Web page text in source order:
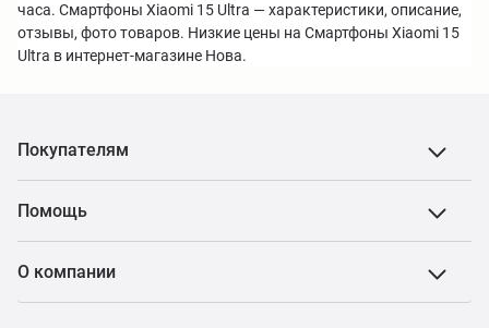
часа. Смартфоны Xiaomi 15 Ultra — характеристики, описание,
отзывы, фото товаров. Низкие цены на Смартфоны Xiaomi 15
Ultra в интернет-магазине Нова.
Покупателям
Помощь
О компании